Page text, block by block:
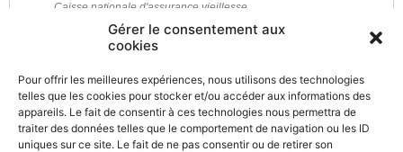
Gérer le consentement aux
cookies
Pour offrir les meilleures expériences, nous utilisons des technologies
telles que les cookies pour stocker et/ou accéder aux informations des
appareils. Le fait de consentir à ces technologies nous permettra de
traiter des données telles que le comportement de navigation ou les ID
uniques sur ce site. Le fait de ne pas consentir ou de retirer son
Caisse nationale d'assurance vieillesse
Retraite additionnelle de la fonction publique (RAFP)
(ERAFP)
Ircantec
Institution de retraite complémentaire des agents non titulaires
de l'État et des collectivités publiques (Ircantec)